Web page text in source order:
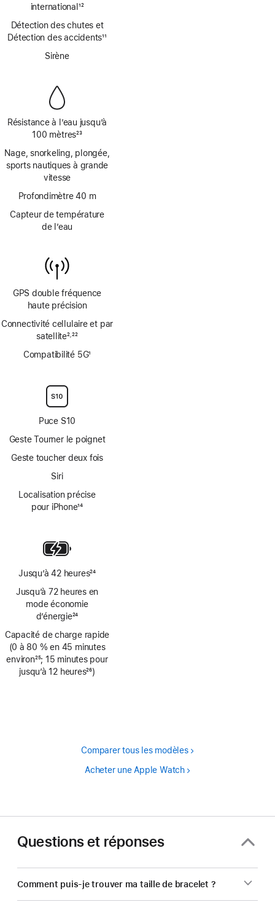
de
page
international
Note
bas
12
Détection des chutes et
Détection des accidents11
Sirène
Résistance à l’eau jusqu’à
100 mètres
de
bas
page
23
Nage, snorkeling, plongée,
sports nautiques à grande
vitesse
Profondimètre 40 m
Capteur de température
de l’eau
GPS double fréquence
haute précision
Connectivité cellulaire et par
satellite2,22
Compatibilité 5G
page
1
Puce S10
Geste Tourner le poignet
Geste toucher deux fois
Siri
Localisation précise
pour iPhone
page
14
Jusqu’à 42 heures
de
bas
page
24
Jusqu’à 72 heures en
mode économie
d’énergie
de
bas
de
page
24
Capacité de charge rapide
(0 à 80 % en 45 minutes
environ
Note
25; 15 minutes pour
jusqu’à 12 heures26)
Comparer tous les modèles
Acheter une Apple Watch
Questions et réponses
Comment puis-je trouver ma taille de bracelet ?